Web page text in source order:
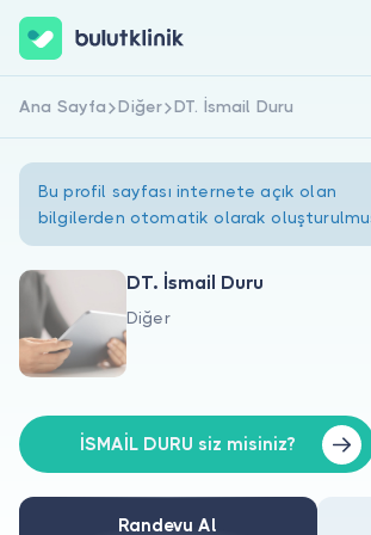
Hakkımızda
Doktorlar için
Hemen Kaydol
Ana Sayfa Diğer DT. İsmail Duru
Bu profil sayfası internete açık olan
bilgilerden otomatik olarak
DT. İsmail Duru
Diğer
İSMAİL DURU siz misiniz?
Randevu Al